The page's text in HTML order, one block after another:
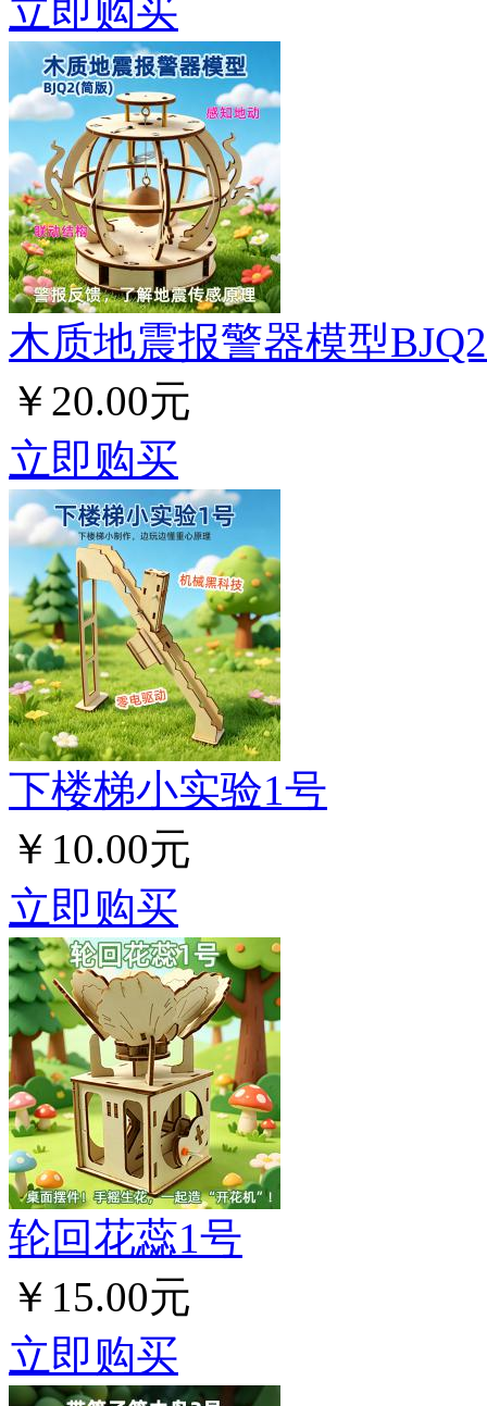
立即购买
木质地震报警器模型
￥20.00元
立即购买
下楼梯小实验1号
￥10.00元
立即购买
轮回花蕊1号
￥15.00元
立即购买